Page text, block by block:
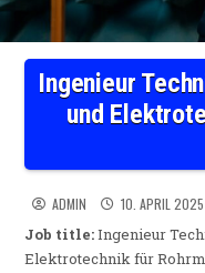
Ingenieur
und
ADMIN 10. APRIL 2025
Job title:Ingenieur
Elektrotechnik für